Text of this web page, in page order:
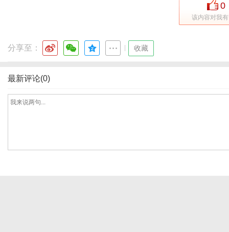
0
该内容对我
分享至： 收藏
最新评论(0)